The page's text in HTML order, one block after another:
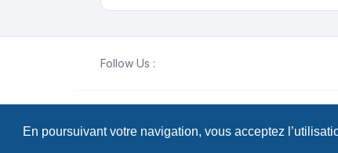
En poursuivant votre navigation, vous acceptez
Follow Us :
Traduit parphpBB-fr.com